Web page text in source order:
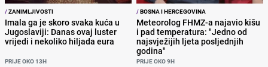
/ZANIMLJIVOSTI
Imala ga je skoro svaka kuća u
Jugoslaviji: Danas ovaj luster
vrijedi i nekoliko hiljada eura
PRIJE OKO 13H
/BOSNA I HERCEGOVINA
Meteorolog FHMZ-a najavio kišu
i pad temperatura: "Jedno od
najsvježijih ljeta posljednjih
godina"
PRIJE OKO 9H